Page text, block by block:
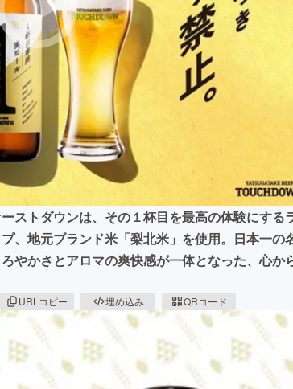
CAMPFIRE for Social Good
CAMPFIREふるさと納税
ストダウンは、その１杯目を最高の体験にする
、地元ブランド米「梨北米」を使用。日本一の
やかさとアロマの爽快感が一体となった、心か
URLコピー 埋め込み QRコード